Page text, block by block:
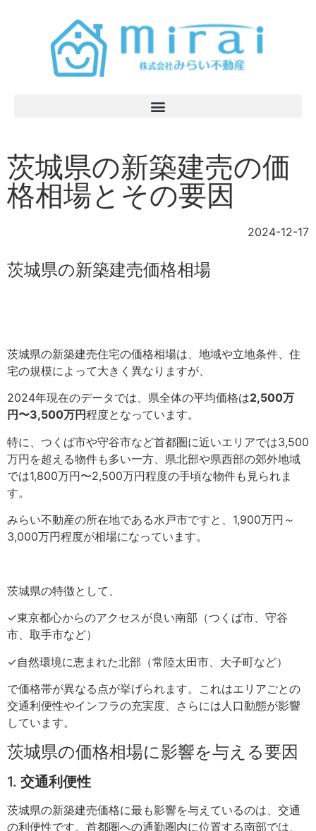
茨城県の新築建売の価
格相場とその要因
2024-12-17
茨城県の新築建売価格相場
茨城県の新築建売住宅の価格相場は、地域や立地条件、住
宅の規模によって大きく異なりますが、
2024年現在のデータでは、県全体の平均価格は2,500万
円〜3,500万円程度となっています。
特に、つくば市や守谷市など首都圏に近いエリアでは3,500
万円を超える物件も多い一方、県北部や県西部の郊外地域
では1,800万円〜2,500万円程度の手頃な物件も見られま
す。
みらい不動産の所在地である水戸市ですと、1,900万円～
3,000万円程度が相場になっています。
茨城県の特徴として、
✓東京都心からのアクセスが良い南部（つくば市、守谷
市、取手市など）
✓自然環境に恵まれた北部（常陸太田市、大子町など）
で価格帯が異なる点が挙げられます。これはエリアごとの
交通利便性やインフラの充実度、さらには人口動態が影響
しています。
茨城県の価格相場に影響を与える要因
1. 交通利便性
茨城県の新築建売価格に最も影響を与えているのは、交通
の利便性です。首都圏への通勤圏内に位置する南部では、